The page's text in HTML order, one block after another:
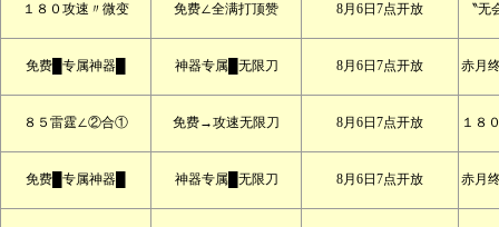
１８０攻速〃微变 免费∠全满打顶赞 8月6日7点开放 〝
免费█专属神器█ 神器专属█无限刀 8月6日7点开放 赤月
８５雷霆∠②合① 免费→攻速无限刀 8月6日7点开放 １８
免费█专属神器█ 神器专属█无限刀 8月6日7点开放 赤月